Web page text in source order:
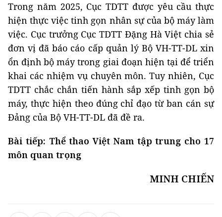
Trong năm 2025, Cục TDTT được yêu cầu thực
hiện thực việc tinh gọn nhân sự của bộ máy làm
việc. Cục trưởng Cục TDTT Đặng Hà Việt chia sẻ
đơn vị đã báo cáo cấp quản lý Bộ VH-TT-DL xin
ổn định bộ máy trong giai đoạn hiện tại để triển
khai các nhiệm vụ chuyên môn. Tuy nhiên, Cục
TDTT chắc chắn tiến hành sắp xếp tinh gọn bộ
máy, thực hiện theo đúng chỉ đạo từ ban cán sự
Đảng của Bộ VH-TT-DL đã đề ra.
Bài tiếp: Thể thao Việt Nam tập trung cho 17
môn quan trọng
MINH CHIẾN